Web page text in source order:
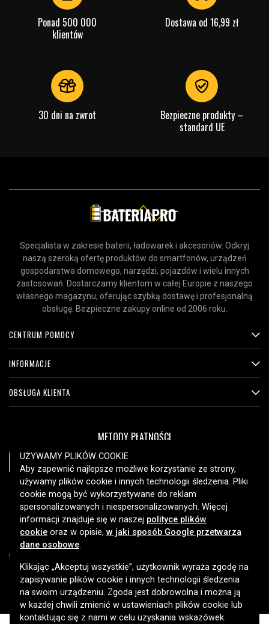
Ponad 500 000
klientów
Dostawa od 16,99 zł
30 dni na zwrot
Bezpieczne produkty –
standard UE
Specjalista w zakresie baterii, ładowarek i akcesoriów. Odkryj
naszą szeroką ofertę produktów do smartfonów, urządzeń
gospodarstwa domowego, narzędzi, pojazdów i wielu innych
zastosowań. Dostarczamy klientom w całej Europie z naszego
własnego magazynu, oferując szybką dostawę i profesjonalną
obsługę. Bezpieczne zakupy online od 2006 roku.
CENTRUM POMOCY
INFORMACJE
OBSŁUGA KLIENTA
METODY PŁATNOŚCI
OPCJE DOSTAWY
Copyright © 2026, Spares Nordic AB
UŻYWAMY PLIKÓW COOKIE
Aby zapewnić najlepsze możliwe korzystanie ze strony,
używamy plików cookie i innych technologii śledzenia. Pliki
cookie mogą być wykorzystywane do reklam
spersonalizowanych i niespersonalizowanych. Więcej
informacji znajduje się w naszej polityce plików
cookie oraz w opisie, w jaki sposób Google przetwarza
dane osobowe.
Klikając „Akceptuj wszystkie”, użytkownik wyraża zgodę na
zapisywanie plików cookie i innych technologii śledzenia
na swoim urządzeniu. Zgoda jest dobrowolna i można ją
w każdej chwili zmienić w ustawieniach plików cookie lub
kontaktując się z nami w celu uzyskania wskazówek.